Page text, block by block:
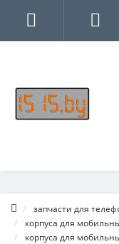
запчасти для
корпуса для
корпуса для